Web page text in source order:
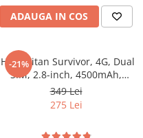
ADAUGA IN COS
-21%Titan Survivor, 4G, Dual
SIM, 2.8-inch, 4500mAh,
Camera Foto, Buton SOS
349 Lei
275 Lei